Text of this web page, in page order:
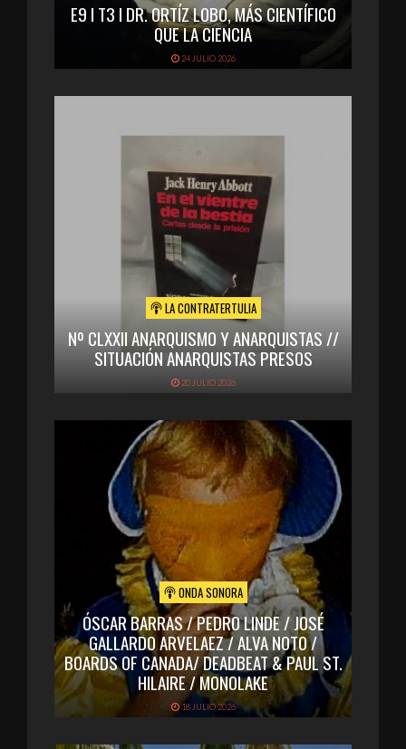
E9 I T3 I DR. ORTÍZ LOBO, MÁS CIENTÍFICO
QUE LA CIENCIA
24 JULIO 2026
LA CONTRATERTULIA
Nº CLXXII ANARQUISMO Y ANARQUISTAS //
SITUACIÓN ANARQUISTAS PRESOS
20 JULIO 2026
ONDA SONORA
ÓSCAR BARRAS / PEDRO LINDE / JOSÉ
GALLARDO ARVELAEZ / ALVA NOTO /
BOARDS OF CANADA/ DEADBEAT & PAUL ST.
HILAIRE / MONOLAKE
18 JULIO 2026